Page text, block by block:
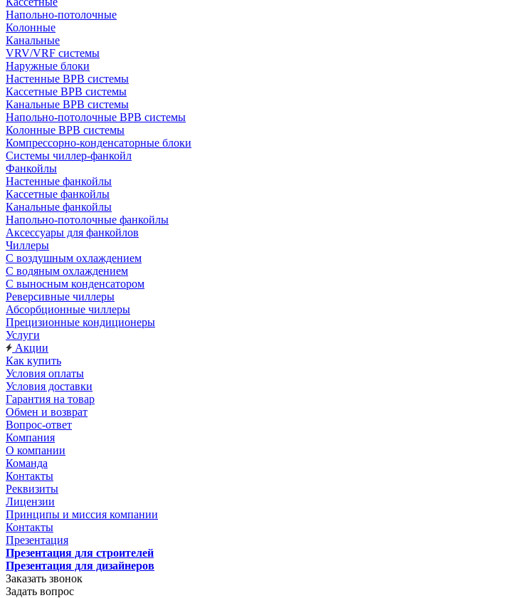
Напольно-потолочные
Колонные
Канальные
VRV/VRF системы
Наружные блоки
Настенные ВРВ системы
Кассетные ВРВ системы
Канальные ВРВ системы
Напольно-потолочные ВРВ системы
Колонные ВРВ системы
Компрессорно-конденсаторные блоки
Системы чиллер-фанкойл
Фанкойлы
Настенные фанкойлы
Кассетные фанкойлы
Канальные фанкойлы
Напольно-потолочные фанкойлы
Аксессуары для фанкойлов
Чиллеры
С воздушным охлаждением
С водяным охлаждением
С выносным конденсатором
Реверсивные чиллеры
Абсорбционные чиллеры
Прецизионные кондиционеры
Услуги
Акции
Как купить
Условия оплаты
Условия доставки
Гарантия на товар
Обмен и возврат
Вопрос-ответ
Компания
О компании
Команда
Контакты
Реквизиты
Лицензии
Принципы и миссия компании
Контакты
Презентация
Презентация для строителей
Презентация для дизайнеров
Заказать звонок
Задать вопрос